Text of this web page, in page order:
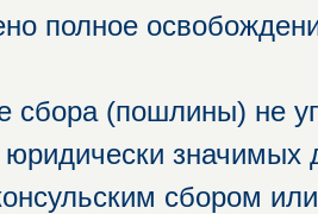
полное
сбора (пошлины) не
сбором